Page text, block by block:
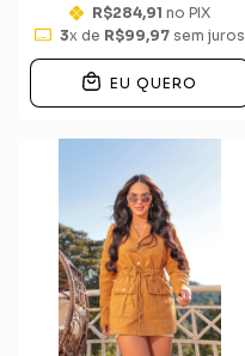
R$284,91 no PIX
3x de R$99,97sem juros
EU QUERO